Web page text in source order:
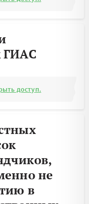
ГИАС
доступ.
не
в